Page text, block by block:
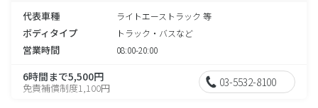
代表車種 ライトエーストラック 等
ボディタイプ トラック・バスなど
営業時間 08:00-20:00
6時間まで5,500円
免責補償制度1,100円 03-5532-8100